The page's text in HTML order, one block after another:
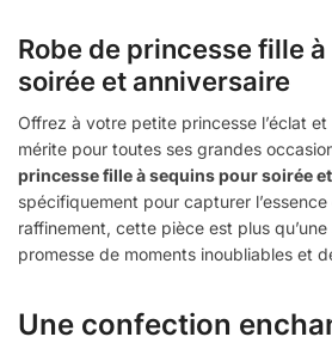
Robe de princesse fille
soirée et anniversaire
Offrez à votre petite princesse l’éclat et
mérite pour toutes ses grandes
princesse fille à sequins pour soirée
spécifiquement pour capturer
raffinement, cette pièce est plus qu’une
promesse de moments inoubliables et
Une confection